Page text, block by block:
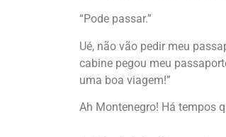
“Pode passar.”
Ué, não vão pedir meu
cabine pegou meu
uma boa viagem!”
Ah Montenegro! Há tempos